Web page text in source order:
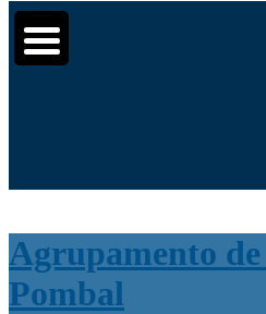
Moodle
SIGE3
for:
Agrupamento de
Pombal